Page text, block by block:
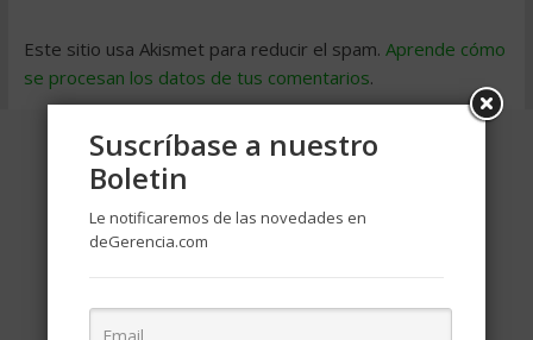
Este sitio usa Akismet para reducir el spam. Aprende cómo
se procesan los datos de tus comentarios.
Suscríbase a nuestro
Boletin
Le notificaremos de las novedades en
deGerencia.com